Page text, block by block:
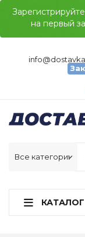
на первый
КАТАЛОГ